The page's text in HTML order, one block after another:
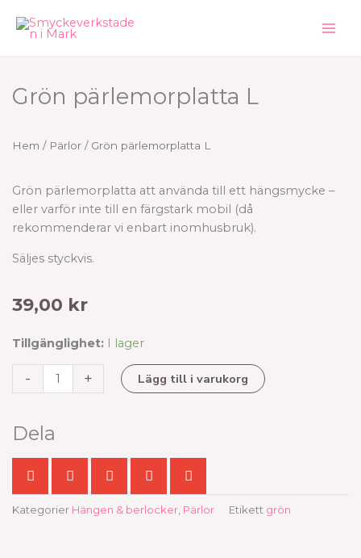
Grön pärlemorplatta L
Hem / Pärlor / Grön pärlemorplatta L
Grön pärlemorplatta att använda till ett hängsmycke –
eller varför inte till en färgstark mobil (då
rekommenderar vi enbart inomhusbruk).
Säljes styckvis.
39,00 kr
Tillgänglighet: I lager
-
Grön
pärlemorplatta
mängd
+ Lägg till i varukorg
Dela
Kategorier Hängen & berlocker Pärlor Etikett grön